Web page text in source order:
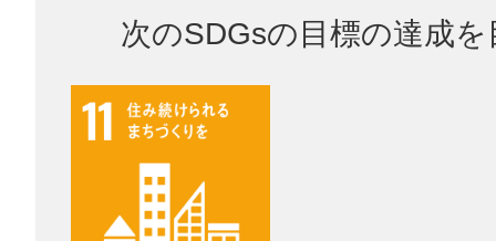
次のSDGsの目標の達成